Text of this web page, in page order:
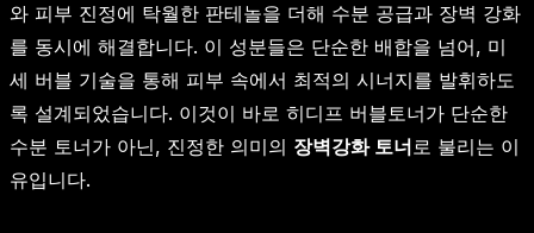
와 피부 진정에 탁월한 판테놀을 더해 수분 공급과 장벽 강화
를 동시에 해결합니다. 이 성분들은 단순한 배합을 넘어, 미
세 버블 기술을 통해 피부 속에서 최적의 시너지를 발휘하도
록 설계되었습니다. 이것이 바로 히디프 버블토너가 단순한
수분 토너가 아닌, 진정한 의미의 장벽강화 토너로 불리는 이
유입니다.